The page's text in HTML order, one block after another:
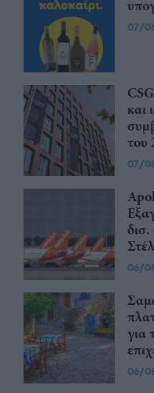
07/
και
του
07/
06/
για
06/